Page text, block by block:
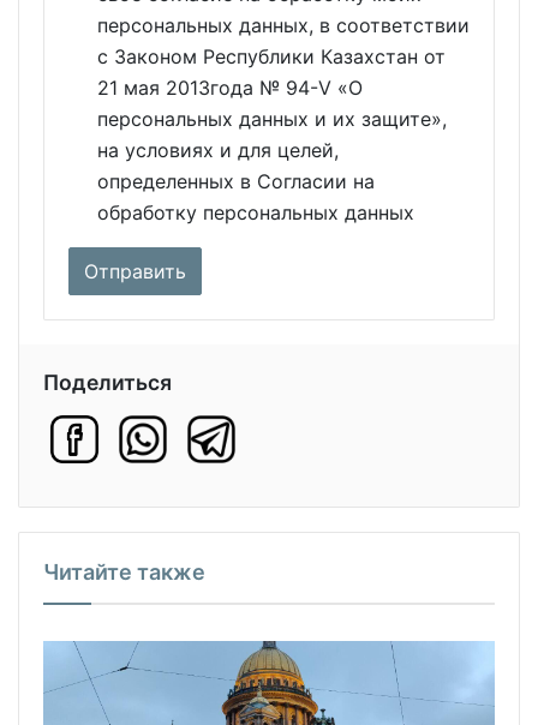
персональных данных, в соответствии
с Законом Республики Казахстан от
21 мая 2013года № 94-V «О
персональных данных и их защите»,
на условиях и для целей,
определенных в Согласии на
обработку персональных данных
Поделиться
Читайте также